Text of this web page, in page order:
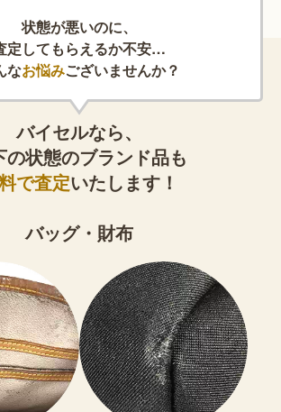
状態が悪いのに、
定してもらえるか不安…
なお悩みございませんか？
バイセルなら、
の状態のブランド品も
で査定いたします！
バッグ・財布